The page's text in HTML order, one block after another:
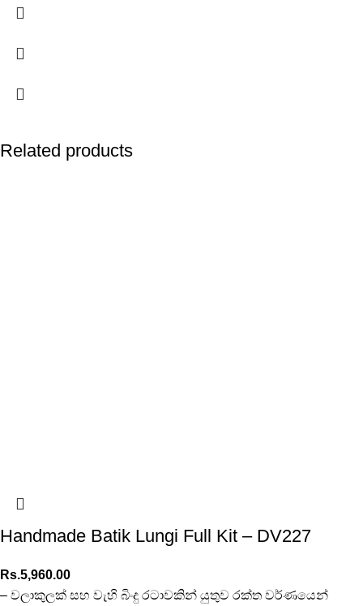
Related products
Handmade Batik Lungi Full Kit – DV227
Rs.5,960.00
– වලාකුලක් සහ වැහි බිංදු රටාවකින් යුතුව රක්ත වර්ණයෙන්